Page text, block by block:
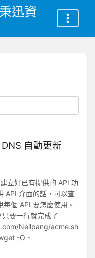
迅資
自動更新
立好已有提供的 API 功
API 介面的話，可以查
每個 API 要怎麼使用。
要一行就完成了
Neilpang/acme.sh
-O -